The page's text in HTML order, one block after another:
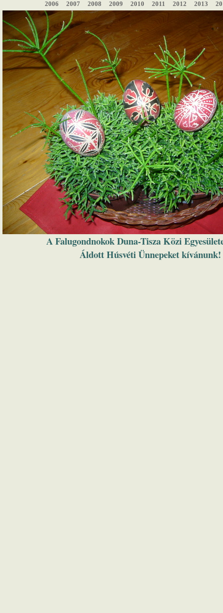
2006 2007 2008 2009 2010 2011 2012 2013
A Falugondnokok Duna-Tisza Közi
Áldott Húsvéti Ünnepeket